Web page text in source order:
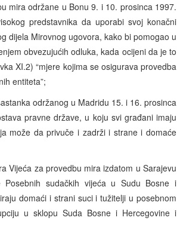
mira održane u Bonu 9. i 10. prosinca 1997.
predstavnika da uporabi svoj konačni
dijela Mirovnog ugovora, kako bi pomogao u
obvezujućih odluka, kada ocijeni da je to
XI.2) “mjere kojima se osigurava provedba
entiteta”;
održanog u Madridu 15. i 16. prosinca
pravne države, u koju svi građani imaju
može da privuče i zadrži i strane i domaće
Vijeća za provedbu mira izdatom u Sarajevu
sudačkih vijeća u Sudu Bosne i
domaći i strani suci i tužitelji u posebnom
u sklopu Suda Bosne i Hercegovine i